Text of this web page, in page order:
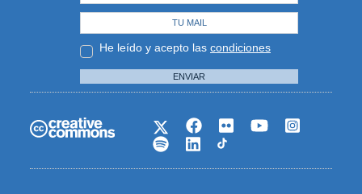
He leído y acepto las condiciones
ENVIAR